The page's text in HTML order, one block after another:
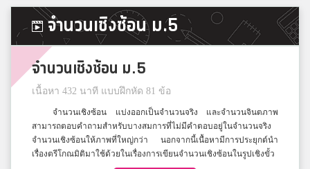
จำนวนเชิงซ้อน ม.5
จำนวนเชิงซ้อน ม.5
เนื้อหา 432 นาที แบบฝึกหัด 81 ข้อ
จำนวนเชิงซ้อน แบ่งออกเป็นจำนวนจริง และจำนวนจินตภาพ
สามารถตอบคำถามสำหรับบางสมการที่ไม่มีคำตอบอยู่ในจำนวนจริง
จำนวนเชิงซ้อนให้ภาพที่ใหญ่กว่า นอกจากนี้เนื้อหามีการประยุกต์นำ
เรื่องตรีโกณมิติมาใช้ด้วยในเรื่องการเขียนจำนวนเชิงซ้อนในรูปเชิงขั้ว